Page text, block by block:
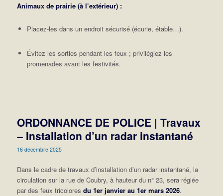
Animaux de prairie (à l’extérieur) :
Placez-les dans un endroit sécurisé (écurie, étable…).
Évitez les sorties pendant les feux ; privilégiez les
promenades avant les festivités.
ORDONNANCE DE POLICE | Travaux
– Installation d’un radar instantané
16 décembre 2025
Dans le cadre de travaux d’installation d’un radar instantané, la
circulation sur la rue de Coubry, à hauteur du n° 23, sera réglée
par des feux tricolores du 1er janvier au 1er mars 2026.